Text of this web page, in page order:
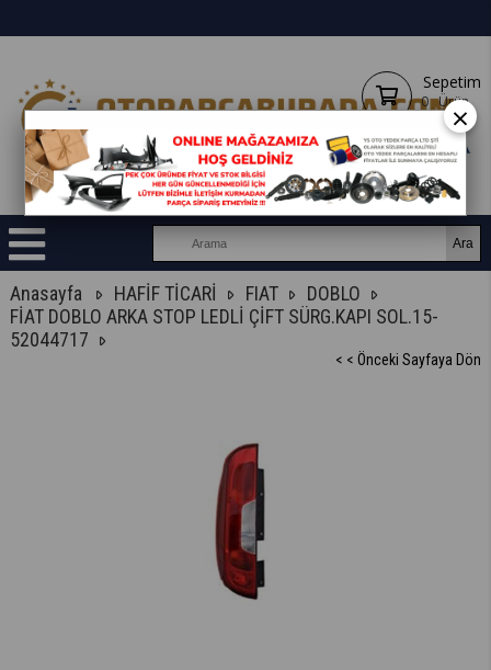
Sepetim
0 Ürün
Anasayfa HAFİF TİCARİ FIAT
DOBLO
FİAT DOBLO ARKA STOP LEDLİ ÇİFT SÜRG.KAPI SOL.15-
52044717
< < Önceki Sayfaya Dön
×